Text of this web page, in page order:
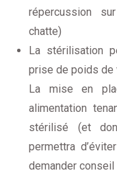
répercussion
chatte)
La stérilisation
prise de poids de
La mise en
alimentation
stérilisé (et
permettra
demander